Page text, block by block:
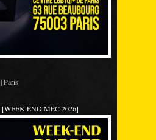
Paris
[WEEK-END MEC 2026]